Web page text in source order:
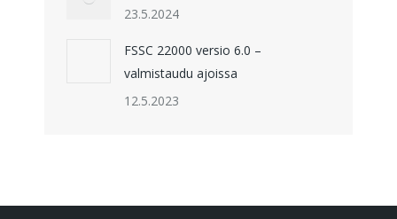
23.5.2024
FSSC 22000 versio 6.0 –
valmistaudu ajoissa
12.5.2023